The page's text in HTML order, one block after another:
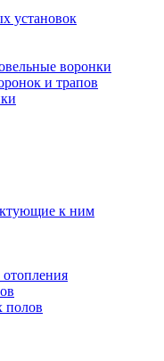
установок
воронки
и трапов
к ним
полов